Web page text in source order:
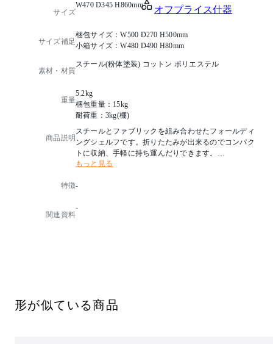
オフプライス什器
サイズ
W470 D345 H860mm
サイズ補足
梱包サイズ：W500 D270 H500mm
小箱サイズ：W480 D490 H80mm
素材・材質
スチール(粉体塗装) コットン ポリエステル
重量
5.2kg
梱包重量：15kg
耐荷重：3kg(棚)
商品説明
スチールとファブリックを組み合わせたフォールディ
ングシェルフです。折りたたみが出来るのでコンパク
トに収納、手軽に持ち運んだりできます。
※小箱あり
【注意事項】スチールフレームは、サビを活かした加
もっと見る
特徴-
関連資料
-
形が似ている商品